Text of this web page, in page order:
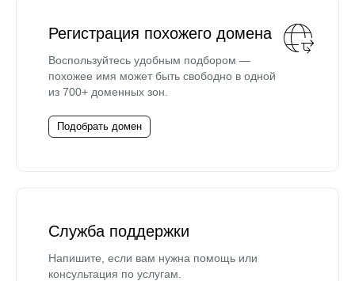
Регистрация похожего домена
Воспользуйтесь удобным подбором —
похожее имя может быть свободно в одной
из 700+ доменных зон.
Подобрать домен
Служба поддержки
Напишите, если вам нужна помощь или
консультация по услугам.